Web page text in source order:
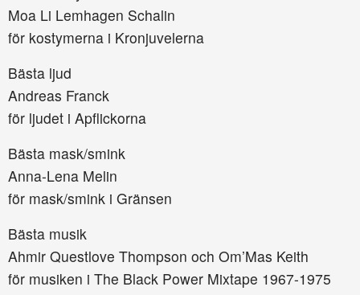
Moa Li Lemhagen Schalin
för kostymerna i Kronjuvelerna
Bästa ljud
Andreas Franck
för ljudet i Apflickorna
Bästa mask/smink
Anna-Lena Melin
för mask/smink i Gränsen
Bästa musik
Ahmir Questlove Thompson och Om’Mas Keith
för musiken i The Black Power Mixtape 1967-1975